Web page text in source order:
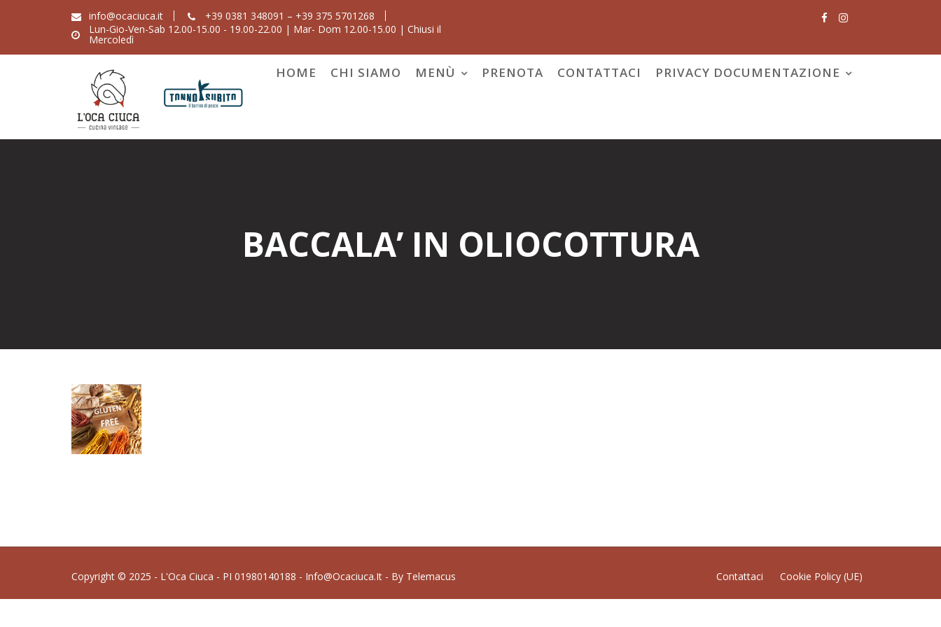
info@ocaciuca.it
+39 0381 348091 – +39 375 5701268
Lun-Gio-Ven-Sab 12.00-15.00 - 19.00-22.00 | Mar- Dom 12.00-15.00 | Chiusi il
Mercoledì
HOME CHI SIAMO MENÙ PRENOTA CONTATTACI PRIVACY DOCUMENTAZIONE
BACCALA’ IN OLIOCOTTURA
Copyright © 2025 - L'Oca Ciuca - PI 01980140188 - Info@ocaciuca.it - By Telemacus Contattaci Cookie Policy (UE)